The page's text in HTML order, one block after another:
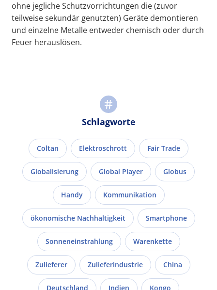
ohne jegliche Schutzvorrichtungen die (zuvor
teilweise sekundär genutzten) Geräte demontieren
und einzelne Metalle entweder chemisch oder durch
Feuer herauslösen.
Schlagworte
Coltan Elektroschrott Fair Trade
Globalisierung Global Player Globus
Handy Kommunikation
ökonomische Nachhaltigkeit Smartphone
Sonneneinstrahlung Warenkette
Zulieferer Zulieferindustrie China
Deutschland Indien Kongo